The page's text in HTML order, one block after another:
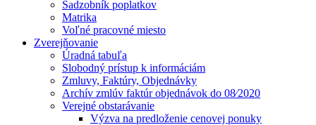
Sadzobník poplatkov
Matrika
Voľné pracovné miesto
Zverejňovanie
Úradná tabuľa
Slobodný prístup k informáciám
Zmluvy, Faktúry, Objednávky
Archív zmlúv faktúr objednávok do 08⁄2020
Verejné obstarávanie
Výzva na predloženie cenovej ponuky